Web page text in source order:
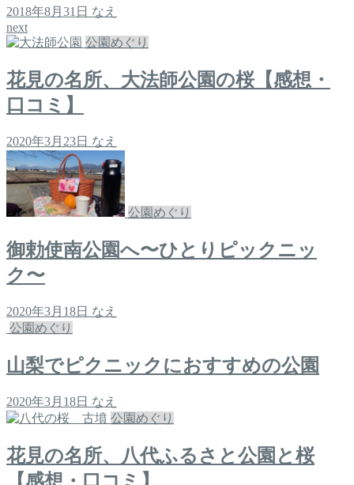
2018年8月31日 なえ
next
公園めぐり
花見の名所、大法師公園の桜【感想・
口コミ】
2020年3月23日 なえ
公園めぐり
御勅使南公園へ〜ひとりピックニッ
ク〜
2020年3月18日 なえ
公園めぐり
山梨でピクニックにおすすめの公園
2020年3月18日 なえ
公園めぐり
花見の名所、八代ふるさと公園と桜
【感想・口コミ】